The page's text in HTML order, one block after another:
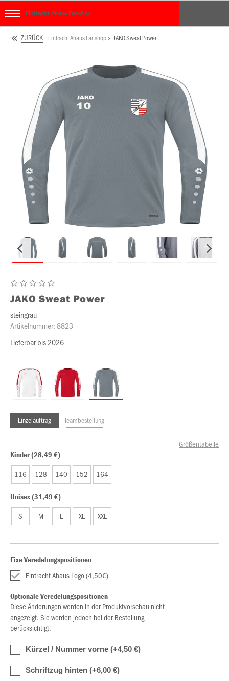
Eintracht Ahaus Fanshop
ZURÜCK Eintracht Ahaus Fanshop JAKO Sweat Power
JAKO Sweat Power
steingrau
Artikelnummer:8823
Lieferbar bis 2026
Einzelauftrag Teambestellung
Größentabelle
Kinder (28,49 €)
116 128 140 152 164
Unisex (31,49 €)
S M L XL XXL
Fixe Veredelungspositionen
Eintracht Ahaus Logo (4,50€)
Optionale Veredelungspositionen
Diese Änderungen werden in der Produktvorschau nicht
angezeigt. Sie werden jedoch bei der Bestellung
berücksichtigt.
Kürzel / Nummer vorne (+4,50 €)
Schriftzug hinten (+6,00 €)